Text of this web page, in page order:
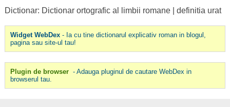
Dictionar: Dictionar ortografic al limbii romane| definitia urat
Widget WebDex- Ia cu tine dictionarul explicativ roman in blogul,
pagina sau site-ul tau!
Plugin de browser - Adauga pluginul de cautare WebDex in
browserul tau.